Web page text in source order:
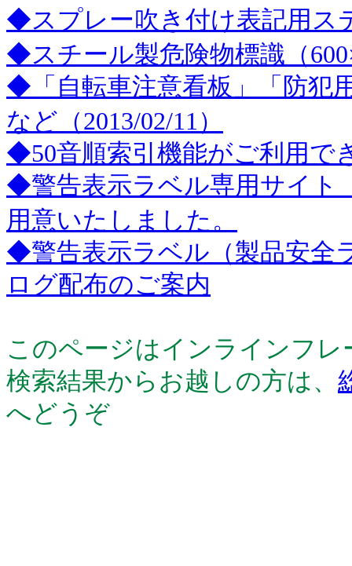
◆スプレー吹き付け表記用ス
◆スチール製危険物標識（
◆「自転車注意看板」「防犯
など（2013/02/11）
◆50音順索引機能がご利用で
◆警告表示ラベル専用サイト
用意いたしました。
◆警告表示ラベル（製品安全
ログ配布のご案内
このページはインラインフ
検索結果からお越しの方は、
へどうぞ